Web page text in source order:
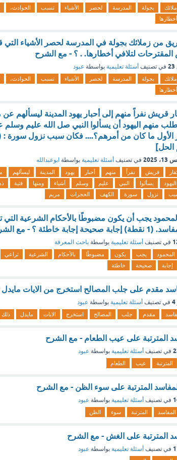
بجولة المدرسة لحصر الأشياء تسبب الحوادث،
أخطارها
من زملائك بجولة في المدرسة لحصر الأشياء التي
لتلافي أخطارها. . ؟ - مع الشرح
في تصنيف أسئلة تعليمية بواسطة عبود
بجولة المدرسة لحصر الأشياء تسبب الحوادث،
أخطارها
قريش نفراً منهم إلى أحبار يهود المدينة ليسألهم
منهم اليهود أن يسألوا النبي صل الله عليم وسلم
الحل]
في تصنيف أسئلة تعليمية بواسطة ابوعبدالله
قريش نفراً منهم أحبار يهود المدينة ليسألهم
اليهود يسألوا النبي عليم وسلم أشياء ومنها فتية
نزول سورة الكهف الحجرات مريم
يجب أن يكون مضبوطًا بالأحكام الشرعية التي
إجابة خاطئة ؟ - مع الشرح
في تصنيف أسئلة تعليمية بواسطة باحث المعرفة
المحمود يجب يكون مضبوطًا بالأحكام الشرعية تراعي
إجابة صحيحة خاطئة
مقدم على جلب المصالح استخرج من الايات
في تصنيف أسئلة تعليمية بواسطة عبود
مقدم جلب المصالح استخرج الايات مايدل ذلك
المترتبة على عيب الطعام - مع الشرح
في تصنيف أسئلة تعليمية بواسطة عبود
المترتبة عيب الطعام
المترتبة على سوء الظن - مع الشرح
في تصنيف أسئلة تعليمية بواسطة عبود
المفاسد المترتبة سوء الظن
المترتبة على الغش - مع الشرح
في تصنيف أسئلة تعليمية بواسطة عبود